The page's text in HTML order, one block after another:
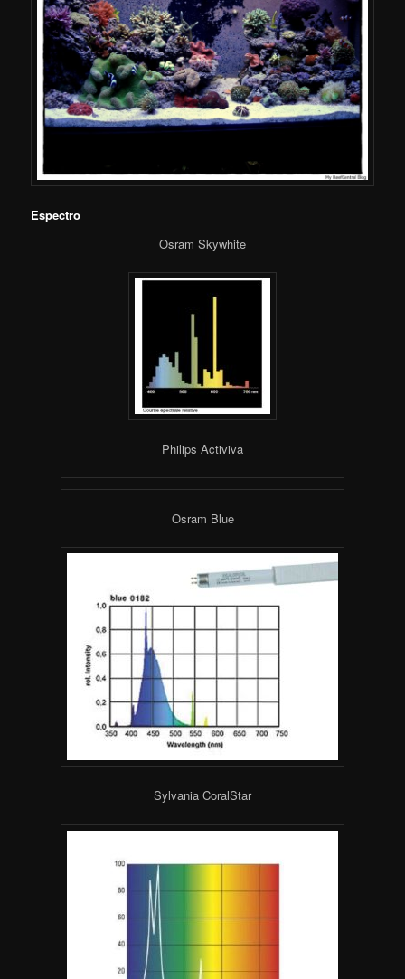
Espectro
Osram Skywhite
Philips Activiva
Osram Blue
Sylvania CoralStar